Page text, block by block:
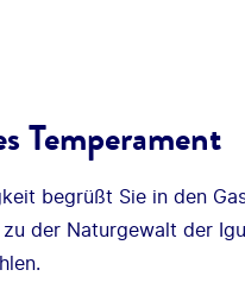
Temperament
begrüßt Sie in den
der Naturgewalt der